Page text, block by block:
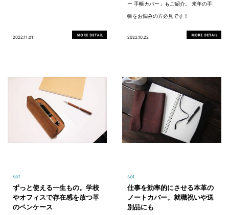
2022.11.01
ー 手帳カバー」もご紹介。 来年の手
帳をお悩みの方必見です！
2022.10.22
sot
ずっと使える一生もの。学校
やオフィスで存在感を放つ革
のペンケース
sot
仕事を効率的にさせる本革の
ノートカバー。就職祝いや送
別品にも